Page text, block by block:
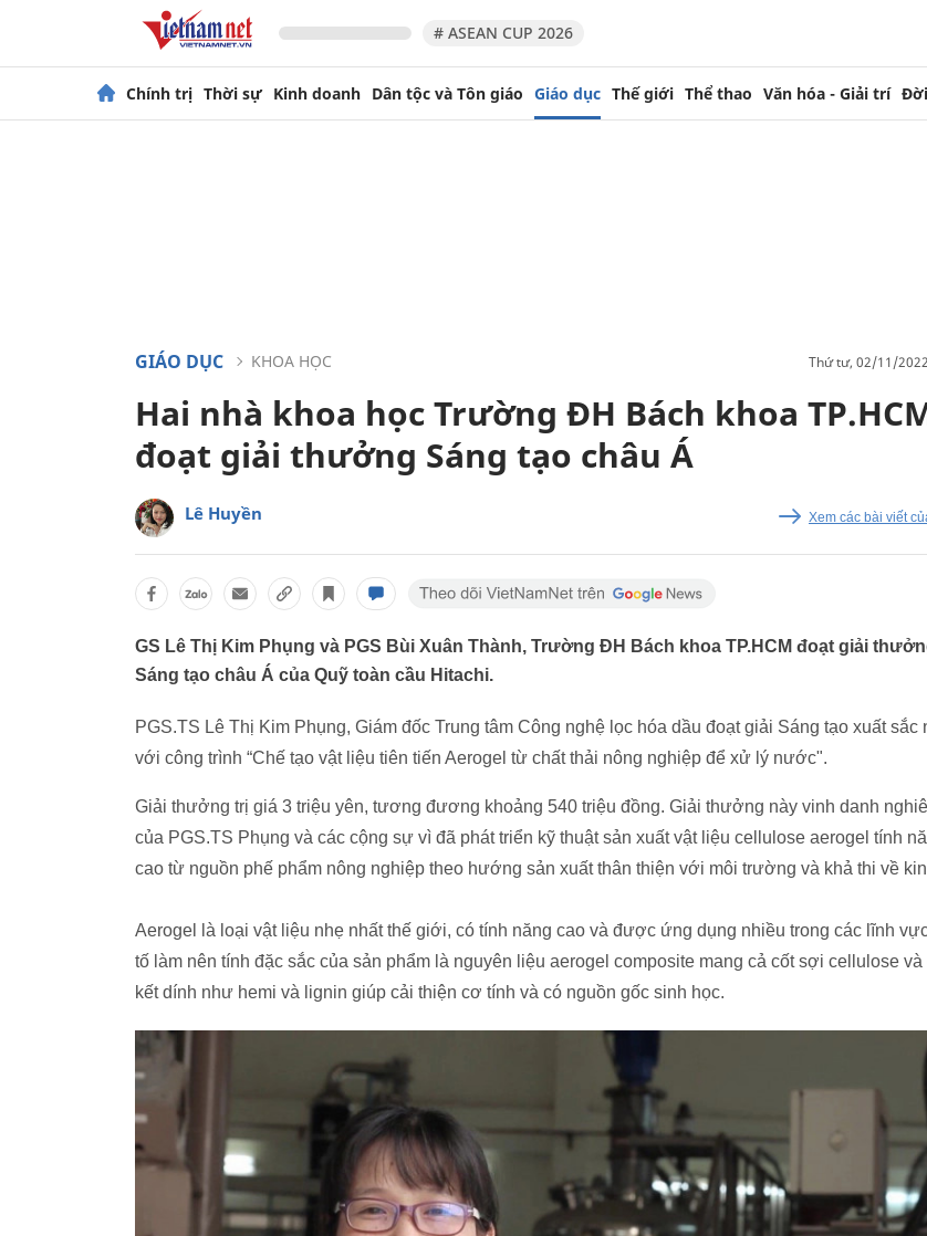
# ASEAN CUP 2026
Chính trị Thời sự Kinh doanh Dân tộc và Tôn giáo Giáo dục Thế giới Thể thao Văn hóa - Giải trí
GIÁO DỤC KHOA HỌC thứ tư, 02/11/
Hai nhà khoa học Trường ĐH Bách khoa
đoạt giải thưởng Sáng tạo châu Á
Lê Huyền Xem các bài viết
GS Lê Thị Kim Phụng và PGS Bùi Xuân Thành, Trường ĐH Bách khoa TP.HCM đoạt giải
Sáng tạo châu Á của Quỹ toàn cầu Hitachi.
PGS.TS Lê Thị Kim Phụng, Giám đốc Trung tâm Công nghệ lọc hóa dầu đoạt giải Sáng tạo xuất sắc
với công trình “Chế tạo vật liệu tiên tiến Aerogel từ chất thải nông nghiệp để xử lý nước".
Giải thưởng trị giá 3 triệu yên, tương đương khoảng 540 triệu đồng. Giải thưởng này vinh danh
của PGS.TS Phụng và các cộng sự vì đã phát triển kỹ thuật sản xuất vật liệu cellulose aerogel tính
cao từ nguồn phế phẩm nông nghiệp theo hướng sản xuất thân thiện với môi trường và khả thi về
Aerogel là loại vật liệu nhẹ nhất thế giới, có tính năng cao và được ứng dụng nhiều trong các lĩnh
tố làm nên tính đặc sắc của sản phẩm là nguyên liệu aerogel composite mang cả cốt sợi cellulose và
kết dính như hemi và lignin giúp cải thiện cơ tính và có nguồn gốc sinh học.